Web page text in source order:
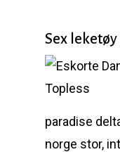
Sex
paradise
norge stor,